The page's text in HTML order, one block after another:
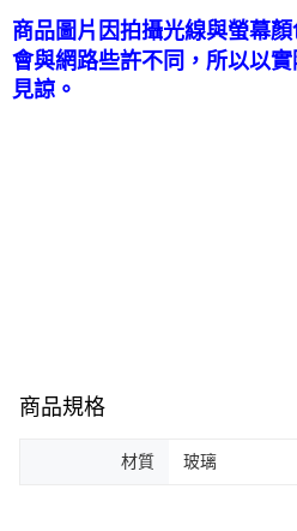
商品圖片因拍攝光線與螢幕
會與網路些許不同，所以以
見諒。
商品規格
材質 玻璃